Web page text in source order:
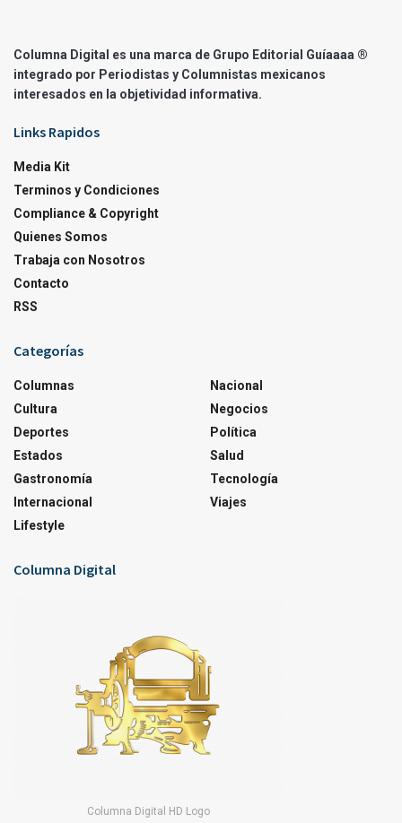
Columna Digital es una marca de Grupo Editorial Guíaaaa ®
integrado por Periodistas y Columnistas mexicanos
interesados en la objetividad informativa.
Links Rapidos
Media Kit
Terminos y Condiciones
Compliance & Copyright
Quienes Somos
Trabaja con Nosotros
Contacto
RSS
Categorías
Columnas
Cultura
Deportes
Estados
Gastronomía
Internacional
Lifestyle
Nacional
Negocios
Política
Salud
Tecnología
Viajes
Columna Digital
Columna Digital HD Logo